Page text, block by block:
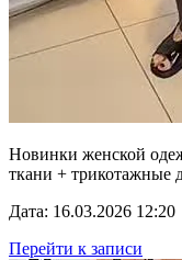
Новинки женской
ткани + трикотажные
Дата: 16.03.2026 12:20
Перейти к записи